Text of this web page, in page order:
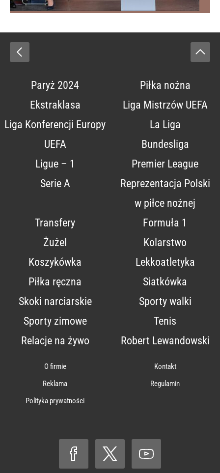
Paryż 2024
Piłka nożna
Ekstraklasa
Liga Mistrzów UEFA
Liga Konferencji Europy
UEFA
La Liga
Bundesliga
Ligue – 1
Premier League
Serie A
Reprezentacja Polski
w piłce nożnej
Transfery
Formuła 1
Żużel
Kolarstwo
Koszykówka
Lekkoatletyka
Piłka ręczna
Siatkówka
Skoki narciarskie
Sporty walki
Sporty zimowe
Tenis
Relacje na żywo
Robert Lewandowski
O firmie
Kontakt
Reklama
Regulamin
Polityka prywatności